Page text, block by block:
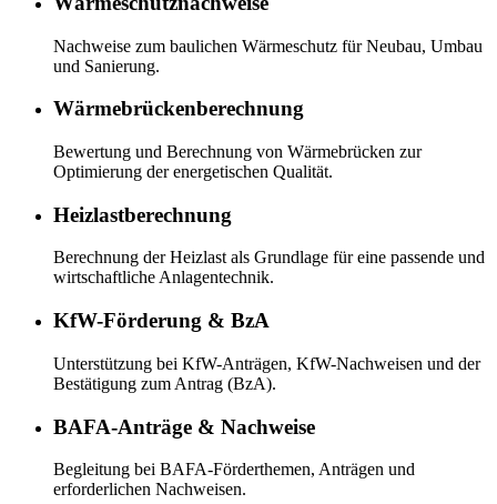
Nachweise zum baulichen Wärmeschutz für Neubau, Umbau
und Sanierung.
Wärmebrückenberechnung
Bewertung und Berechnung von Wärmebrücken zur
Optimierung der energetischen Qualität.
Heizlastberechnung
Berechnung der Heizlast als Grundlage für eine passende und
wirtschaftliche Anlagentechnik.
KfW-Förderung & BzA
Unterstützung bei KfW-Anträgen, KfW-Nachweisen und der
Bestätigung zum Antrag (BzA).
BAFA-Anträge & Nachweise
Begleitung bei BAFA-Förderthemen, Anträgen und
erforderlichen Nachweisen.